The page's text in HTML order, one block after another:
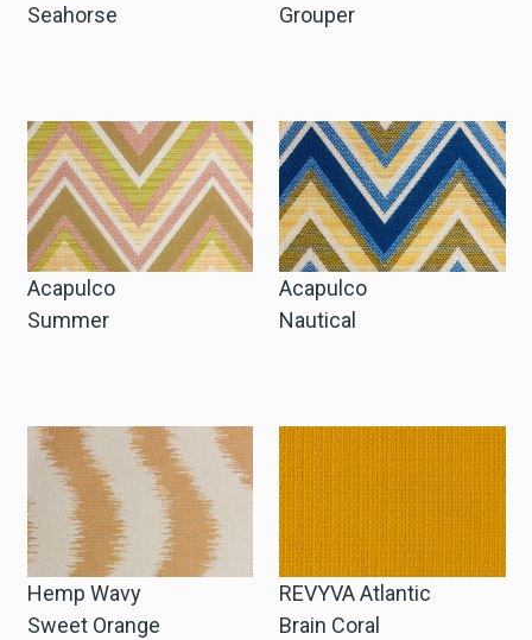
Seahorse
Grouper
Acapulco
Summer
Acapulco
Nautical
Hemp Wavy
Sweet Orange
REVYVA Atlantic
Brain Coral
Probe-Anfrage
Konto
Einloggen
Anmelden
Sprache
English
Nederlands